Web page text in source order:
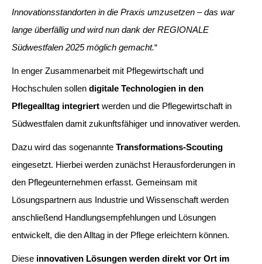
Innovationsstandorten in die Praxis umzusetzen – das war
lange überfällig und wird nun dank der REGIONALE
Südwestfalen 2025 möglich gemacht.“
In enger Zusammenarbeit mit Pflegewirtschaft und
Hochschulen sollen digitale Technologien in den
Pflegealltag integriert werden und die Pflegewirtschaft in
Südwestfalen damit zukunftsfähiger und innovativer werden.
Dazu wird das sogenannte Transformations-Scouting
eingesetzt. Hierbei werden zunächst Herausforderungen in
den Pflegeunternehmen erfasst. Gemeinsam mit
Lösungspartnern aus Industrie und Wissenschaft werden
anschließend Handlungsempfehlungen und Lösungen
entwickelt, die den Alltag in der Pflege erleichtern können.
Diese innovativen Lösungen werden direkt vor Ort im